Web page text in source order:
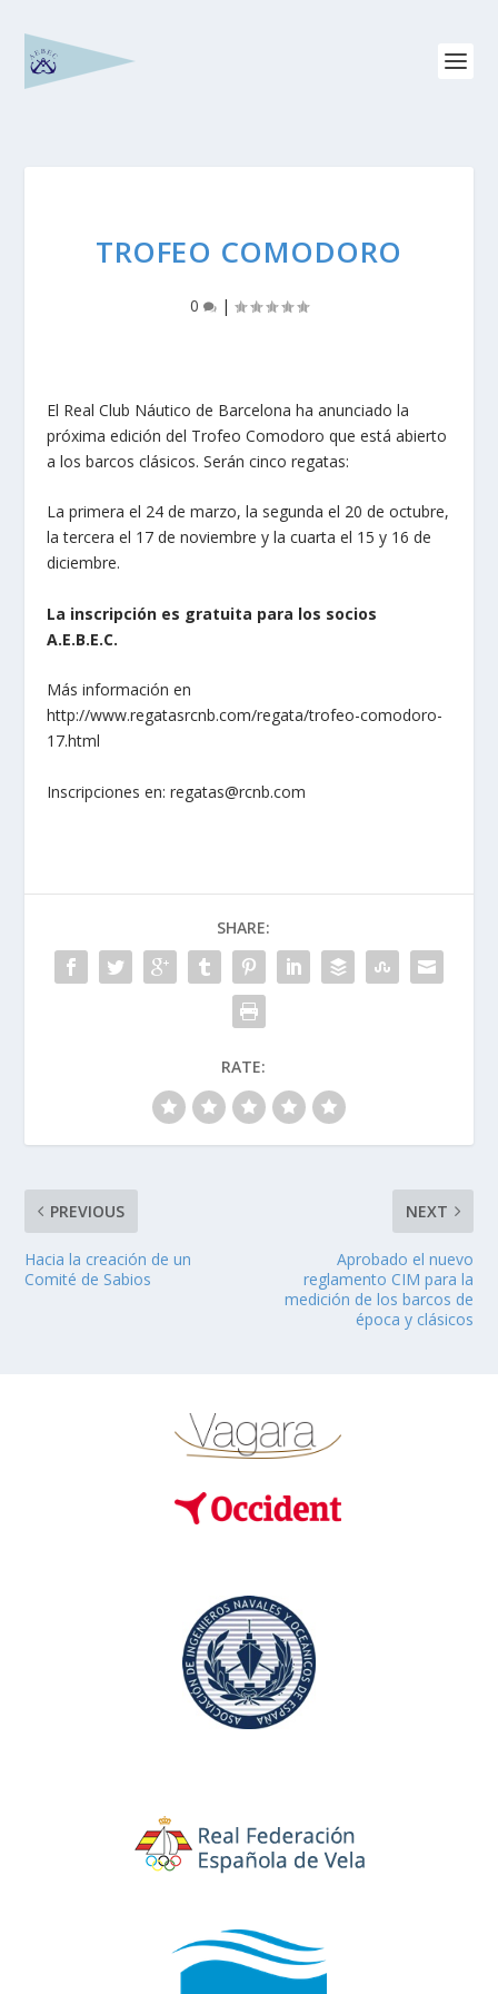
TROFEO COMODORO
0 |
El Real Club Náutico de Barcelona ha anunciado la
próxima edición del Trofeo Comodoro que está abierto
a los barcos clásicos. Serán cinco regatas:
La primera el 24 de marzo, la segunda el 20 de octubre,
la tercera el 17 de noviembre y la cuarta el 15 y 16 de
diciembre.
La inscripción es gratuita para los socios
A.E.B.E.C.
Más información en
http://www.regatasrcnb.com/regata/trofeo-comodoro-
17.html
Inscripciones en: regatas@rcnb.com
SHARE:
RATE:
PREVIOUS
Hacia la creación de un
Comité de Sabios
NEXT
Aprobado el nuevo
reglamento CIM para la
medición de los barcos de
época y clásicos